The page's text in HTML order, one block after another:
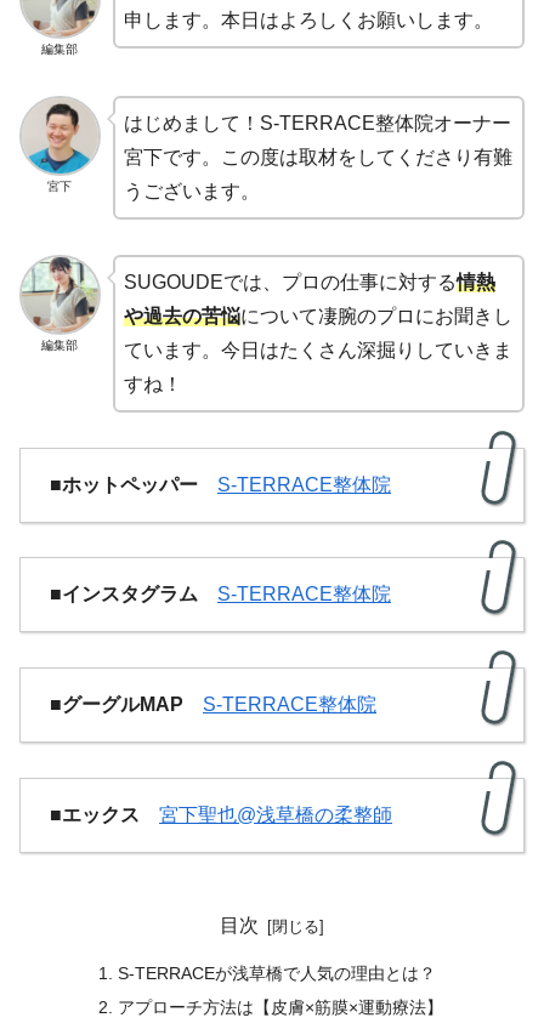
編集部
申します。本日はよろしくお願いします。
宮下
はじめまして！S-TERRACE整体院オーナー
宮下です。この度は取材をしてくださり有難
うございます。
編集部
SUGOUDEでは、プロの仕事に対する情熱
や過去の苦悩について凄腕のプロにお聞きし
ています。今日はたくさん深掘りしていきま
すね！
■ホットペッパー S-TERRACE整体院
■インスタグラム S-TERRACE整体院
■グーグルMAP S-TERRACE整体院
■エックス 宮下聖也@浅草橋の柔整師
目次
S-TERRACEが浅草橋で人気の理由とは？
アプローチ方法は【皮膚×筋膜×運動療法】